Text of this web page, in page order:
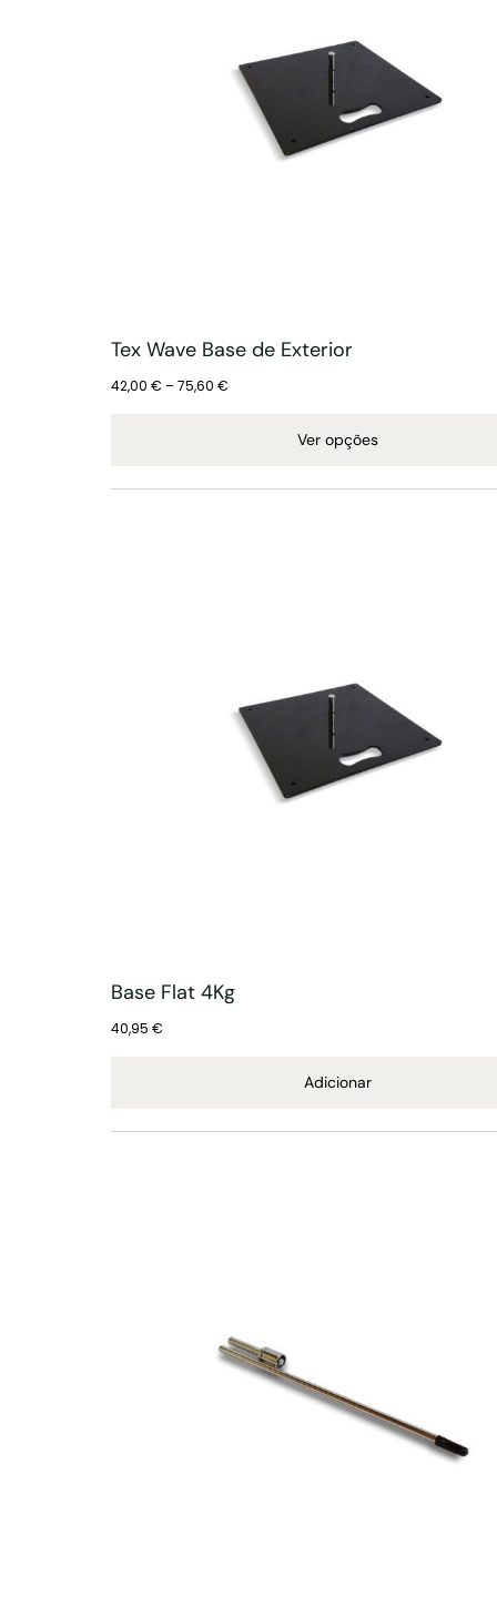
Tex Wave Base de Exterior
42,00 € –75,60 €
Ver opções
Base Flat 4Kg
40,95 €
Adicionar